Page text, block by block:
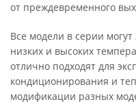
от преждевременного
Все модели в серии
низких и высоких
отлично подходят для
кондиционирования и
модификации разных